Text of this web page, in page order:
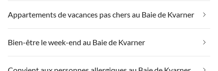
Appartements de vacances pas chers au Baie de Kvarner
Bien-être le week-end au Baie de Kvarner